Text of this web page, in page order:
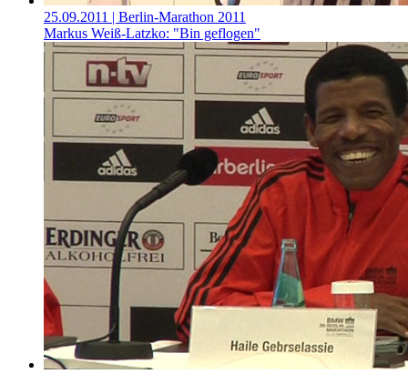
25.09.2011 | Berlin-Marathon 2011
Markus Weiß-Latzko: "Bin geflogen"